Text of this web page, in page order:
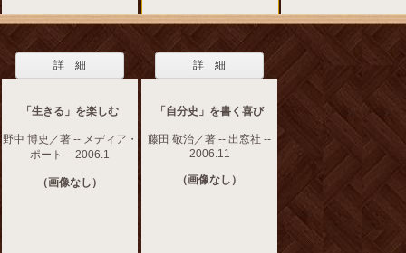
詳 細
「生きる」を楽しむ
野中 博史／著 -- メディア・
ポート -- 2006.1
（画像なし）
詳 細
「自分史」を書く喜び
藤田 敬治／著 -- 出窓社 --
2006.11
（画像なし）